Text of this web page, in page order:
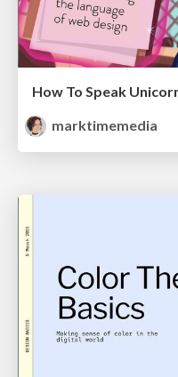
How To Speak
marktimemedia